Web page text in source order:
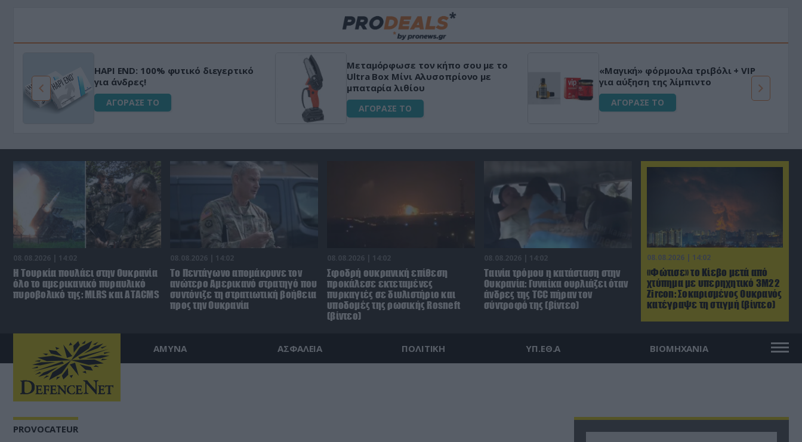
HAPI END: 100% φυτικό διεγερτικό
για άνδρες!
ΑΓΟΡΑΣΕ ΤΟ
Μεταμόρφωσε τον κήπο σου με το
Ultra Box Μίνι Αλυσοπρίονο με
μπαταρία λιθίου
ΑΓΟΡΑΣΕ ΤΟ
«Μαγική» φόρμουλα τριβόλι + VIP
για αύξηση της λίμπιντο
ΑΓΟΡΑΣΕ ΤΟ
08.08.2026 | 14:02
«Φώτισε» το Κίεβο μετά από
χτύπημα με υπερηχητικό 3M22
Zircon: Σοκαρισμένος Ουκρανός
κατέγραψε τη στιγμή (βίντεο)
08.08.2026 | 14:02
Η Τουρκία πουλάει στην Ουκρανία
όλο το αμερικανικό πυραυλικό
πυροβολικό της: MLRS και ΑΤΑCMS
08.08.2026 | 14:02
Το Πεντάγωνο απομάκρυνε τον
ανώτερο Αμερικανό στρατηγό που
συντόνιζε τη στρατιωτική βοήθεια
προς την Ουκρανία
08.08.2026 | 14:02
Σφοδρή ουκρανική επίθεση
προκάλεσε εκτεταμένες
πυρκαγιές σε διυλιστήριο και
υποδομές της ρωσικής Rosneft
(βίντεο)
08.08.2026 | 14:02
Ταινία τρόμου η κατάσταση στην
Ουκρανία: Γυναίκα ουρλιάζει όταν
άνδρες της TCC πήραν τον
σύντροφό της (βίντεο)
ΑΜΥΝΑ ΑΣΦΑΛΕΙΑ ΠΟΛΙΤΙΚΗ ΥΠ.ΕΘ.Α ΒΙΟΜΗΧΑΝΙΑ
PROVOCATEUR